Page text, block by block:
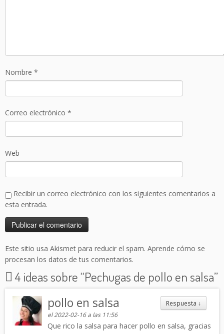
Nombre *
Correo electrónico *
Web
Recibir un correo electrónico con los siguientes comentarios a
esta entrada.
Este sitio usa Akismet para reducir el spam. Aprende cómo se
procesan los datos de tus comentarios.
4 ideas sobre “Pechugas de pollo en salsa”
Respuesta ↓
pollo en salsa
el 2022-02-16 a las 11:56
Que rico la salsa para hacer pollo en salsa, gracias